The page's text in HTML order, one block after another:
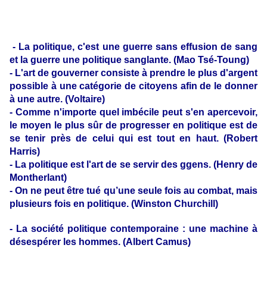
- La politique, c'est une guerre sans effusion de sang
et la guerre une politique sanglante. (Mao Tsé-Toung)
- L'art de gouverner consiste à prendre le plus d'argent
possible à une catégorie de citoyens afin de le donner
à une autre. (Voltaire)
- Comme n'importe quel imbécile peut s'en apercevoir,
le moyen le plus sûr de progresser en politique est de
se tenir près de celui qui est tout en haut. (Robert
Harris)
- La politique est l'art de se servir des ggens. (Henry de
Montherlant)
- On ne peut être tué qu’une seule fois au combat, mais
plusieurs fois en politique. (Winston Churchill)
- La société politique contemporaine : une machine à
désespérer les hommes. (Albert Camus)